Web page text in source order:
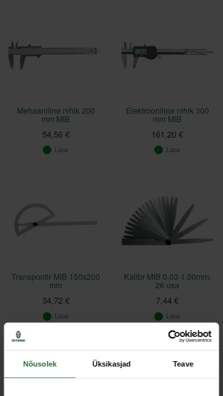
Nõusolek Üksikasjad Teave
Mehaaniline nihik 200
mm MIB
54,56 €
Laos
Elektrooniline nihik 300
mm MIB
161,20 €
Laos
Transpontir MIB 150x200
mm
34,72 €
Laos
Kalibr MIB 0,03-1,00mm,
26 osa
7,44 €
Laos